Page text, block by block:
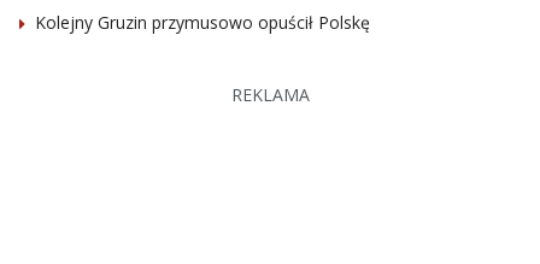
Kolejny Gruzin przymusowo opuścił Polskę
REKLAMA